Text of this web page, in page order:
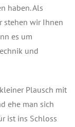
haben. Als
stehen wir Ihnen
es um
und
Plausch mit
ehe man sich
ist ins Schloss